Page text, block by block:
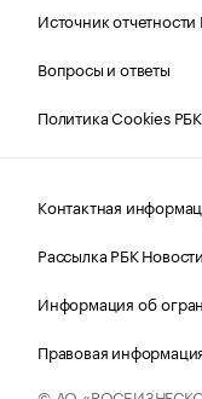
Источник
Вопросы и ответы
Политика Cookies РБК
Контактная
Рассылка РБК Новости
Информация об
Правовая